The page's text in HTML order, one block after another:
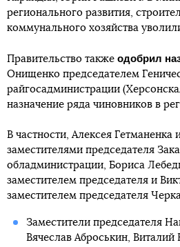
регионального развития,
коммунального хозяйства
Правительство также одобрил
Онищенко председателем
райгосадминистрации
назначение ряда чиновников в
В частности, Алексея Гетманенка
заместителями председателя
обладминистрации, Бориса
заместителем председателя и
заместителем председателя
Заместители председателя
Вячеслав Аброськин, Виталий